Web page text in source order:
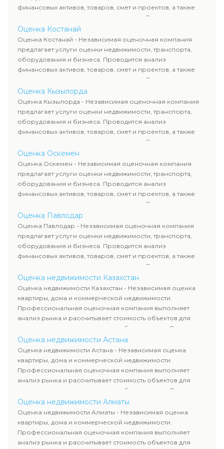
финансовых активов, товаров, смет и проектов, а также
оценка животных и недропользования. Эксперты
определяют рыночную стоимость имущества и
рассчитывают ущерб. Все отчеты соответствуют
требованиям законодательства и используются для
сделок, кредитования и судебных процессов.
Оценка Костанай
Оценка Костанай - Независимая оценочная компания
предлагает услуги оценки недвижимости, транспорта,
оборудования и бизнеса. Проводится анализ
финансовых активов, товаров, смет и проектов, а также
оценка животных и недропользования. Эксперты
определяют рыночную стоимость имущества и
рассчитывают ущерб. Все отчеты соответствуют
требованиям законодательства и используются для
сделок, кредитования и судебных процессов.
Оценка Кызылорда
Оценка Кызылорда - Независимая оценочная компания
предлагает услуги оценки недвижимости, транспорта,
оборудования и бизнеса. Проводится анализ
финансовых активов, товаров, смет и проектов, а также
оценка животных и недропользования. Эксперты
определяют рыночную стоимость имущества и
рассчитывают ущерб. Все отчеты соответствуют
требованиям законодательства и используются для
сделок, кредитования и судебных процессов.
Оценка Оскемен
Оценка Оскемен - Независимая оценочная компания
предлагает услуги оценки недвижимости, транспорта,
оборудования и бизнеса. Проводится анализ
финансовых активов, товаров, смет и проектов, а также
оценка животных и недропользования. Эксперты
определяют рыночную стоимость имущества и
рассчитывают ущерб. Все отчеты соответствуют
требованиям законодательства и используются для
сделок, кредитования и судебных процессов.
Оценка Павлодар
Оценка Павлодар - Независимая оценочная компания
предлагает услуги оценки недвижимости, транспорта,
оборудования и бизнеса. Проводится анализ
финансовых активов, товаров, смет и проектов, а также
оценка животных и недропользования. Эксперты
определяют рыночную стоимость имущества и
рассчитывают ущерб. Все отчеты соответствуют
требованиям законодательства и используются для
сделок, кредитования и судебных процессов.
Оценка недвижимости Казахстан
Оценка недвижимости Казахстан - Независимая оценка
квартиры, дома и коммерческой недвижимости.
Профессиональная оценочная компания выполняет
анализ рынка и рассчитывает стоимость объектов для
продажи, ипотеки, аренды и судебных споров. Оценка
недвижимости включает современные методы и
гарантирует объективные результаты. Отчеты
используются для банков, судов и страховых компаний по
всему Казахстану.
Оценка недвижимости Астана
Оценка недвижимости Астана - Независимая оценка
квартиры, дома и коммерческой недвижимости.
Профессиональная оценочная компания выполняет
анализ рынка и рассчитывает стоимость объектов для
продажи, ипотеки, аренды и судебных споров. Оценка
недвижимости включает современные методы и
гарантирует объективные результаты. Отчеты
используются для банков, судов и страховых компаний по
всему Казахстану.
Оценка недвижимости Алматы
Оценка недвижимости Алматы - Независимая оценка
квартиры, дома и коммерческой недвижимости.
Профессиональная оценочная компания выполняет
анализ рынка и рассчитывает стоимость объектов для